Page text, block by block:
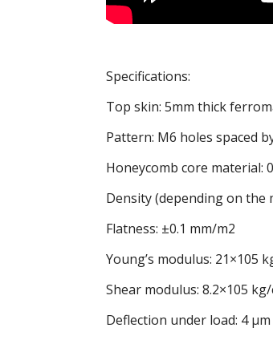
Specifications:
Top skin: 5mm thick
Pattern: M6 holes spaced
Honeycomb core material:
Density (depending on the
Flatness: ±0.1 mm/m2
Young’s modulus: 21×105
Shear modulus: 8.2×105
Deflection under load: 4